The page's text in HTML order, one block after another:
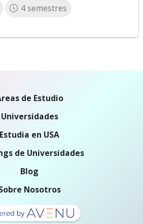
4 semestres
de Estudio
Universidades
Estudia en USA
de Universidades
Blog
Nosotros